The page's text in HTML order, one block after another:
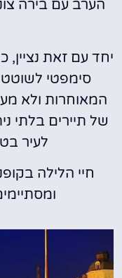
יחד עם זאת
סימפטי
המאוחרות ולא
של תיירים בלתי
לעיר
חיי הלילה